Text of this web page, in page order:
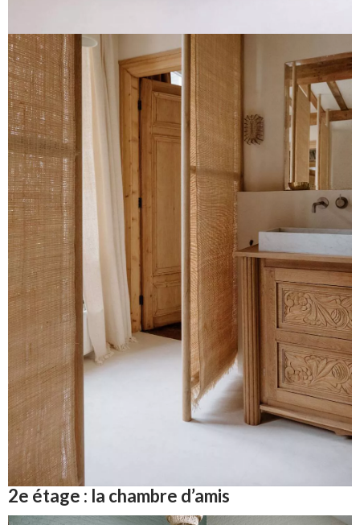
2e étage : la chambre d’amis